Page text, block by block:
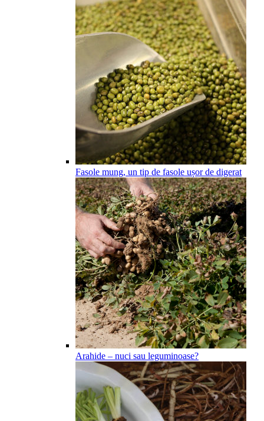
Fasole mung, un tip de fasole ușor de digerat
Arahide – nuci sau leguminoase?